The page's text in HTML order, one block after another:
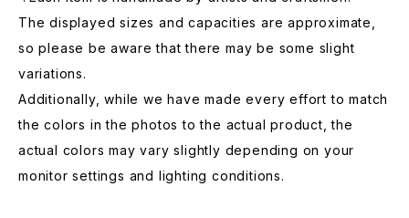
The displayed sizes and capacities are approximate,
so please be aware that there may be some slight
variations.
Additionally, while we have made every effort to match
the colors in the photos to the actual product, the
actual colors may vary slightly depending on your
monitor settings and lighting conditions.